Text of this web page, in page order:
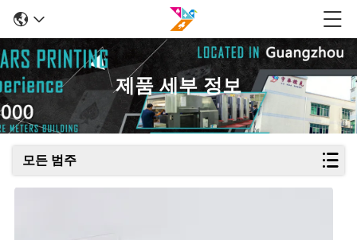
제품 세부 정보
모든 범주